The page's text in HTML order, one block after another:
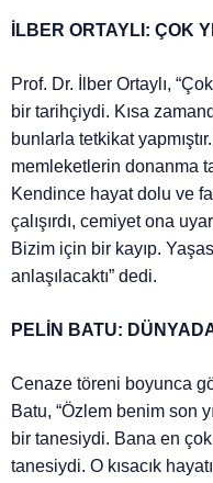
İLBER ORTAYLI: ÇOK
Prof. Dr. İlber Ortaylı,
bir tarihçiydi. Kısa
bunlarla tetkikat
memleketlerin donanma
Kendince hayat dolu ve
çalışırdı, cemiyet ona
Bizim için bir kayıp.
anlaşılacaktı” dedi.
PELİN BATU:
Cenaze töreni boyunca
Batu, “Özlem benim son
bir tanesiydi. Bana en
tanesiydi. O kısacık